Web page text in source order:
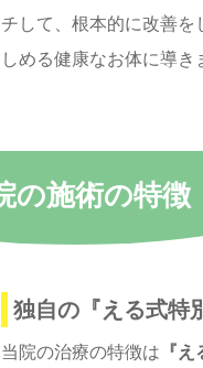
チして、根本的に改善を
しめる健康なお体に導き
の施術の特徴
独自の『える式特
当院の治療の特徴は 『